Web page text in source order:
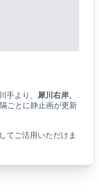
より、 犀川右岸、
ごとに静止画が更新
てご活用いただけま